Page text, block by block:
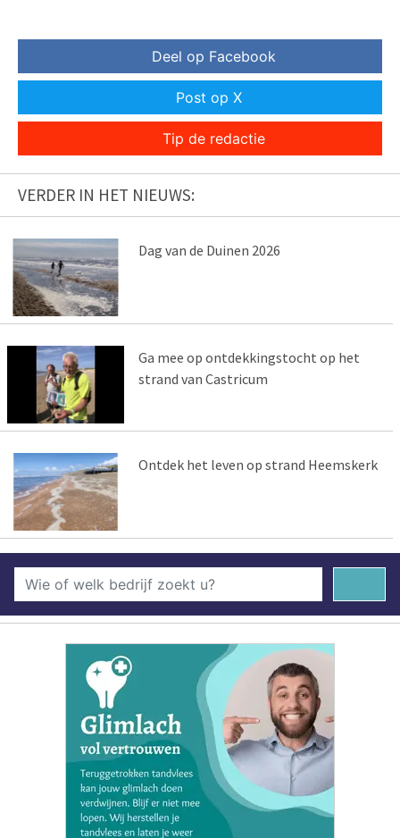
Deel op Facebook
Post op X
Tip de redactie
VERDER IN HET NIEUWS:
Dag van de Duinen 2026
Ga mee op ontdekkingstocht op het
strand van Castricum
Ontdek het leven op strand Heemskerk